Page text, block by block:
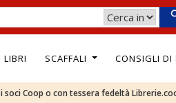
LIBRI SCAFFALI CONSIGLI DI
Coop o con tessera fedeltà